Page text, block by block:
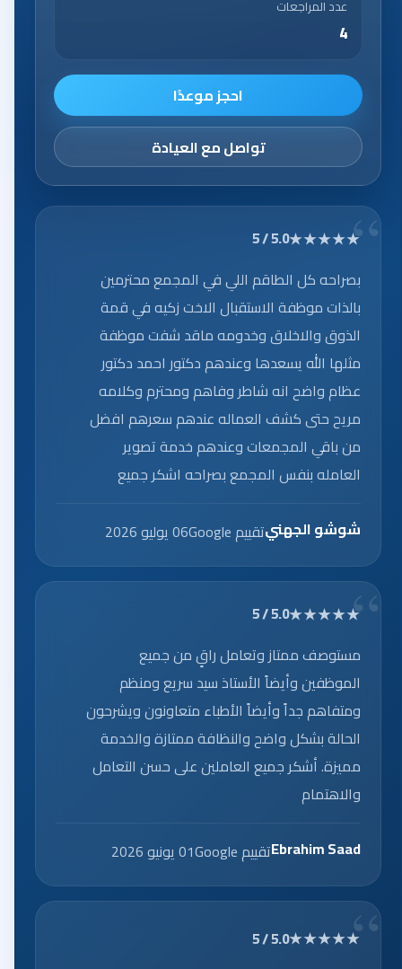
عدد المراجعات
4
احجز موعدًا
تواصل مع العيادة
★★★★★
5.0 / 5
بصراحه كل الطاقم اللي في المجمع محترمين
بالذات موظفة الاستقبال الاخت زكيه في قمة
الذوق والاخلاق وخدومه ماقد شفت موظفة
مثلها الله يسعدها وعندهم دكتور احمد دكتور
عظام واضح انه شاطر وفاهم ومحترم وكلامه
مريح حتى كشف العماله عندهم سعرهم افضل
من باقي المجمعات وعندهم خدمة تصوير
العامله بنفس المجمع بصراحه اشكر جميع
شوشو الجهنيتقييم Google 06 يوليو 2026
★★★★★
5.0 / 5
مستوصف ممتاز وتعامل راقٍ من جميع
الموظفين وأيضاً الأستاذ سيد سريع ومنظم
ومتفاهم جداً وأيضاً الأطباء متعاونون ويشرحون
الحالة بشكل واضح والنظافة ممتازة والخدمة
مميزة. أشكر جميع العاملين على حسن التعامل
والاهتمام
Ebrahim Saadتقييم Google 01 يونيو 2026
★★★★★
5.0 / 5